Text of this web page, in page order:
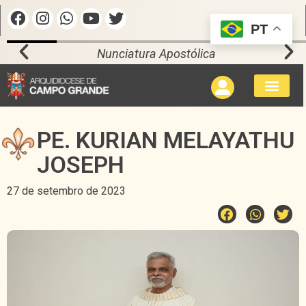
Nunciatura Apostólica
PE. KURIAN MELAYATHU
JOSEPH
27 de setembro de 2023
PT